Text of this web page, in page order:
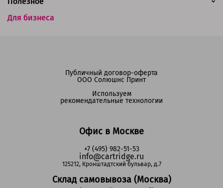
Для бизнеса
Офис в Москве
+7 (495) 982-51-53
info@cartridge.ru
125212, Кронштадтский бульвар, д.7
Склад самовывоза (Москва)
Публичный договор-оферта
ООО Солюшнс Принт
Используем
рекомендательные технологии